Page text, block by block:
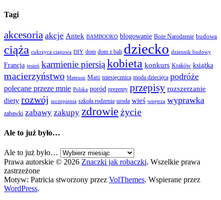
Tagi
akcesoria akcje Antek BAMBOOKO blogowanie Boże Narodzenie budowa
ciąża cukrzyca ciążowa DIY dom dom z bali dziecko dziennik budowy
Francja jesień karmienie piersiąkobieta konkurs Kraków książka
macierzyństwo Mateusz Mati miesięcznica moda dziecięca podróże
polecane przeze mnie Polska poród prezenty przepisy rozszerzanie
diety rozwój szczepienia szkoła rodzenia uroda wieś wnętrza wyprawka
zabawki zabawy zakupy zdrowieżycie
Ale to już było…
Ale to już było…
Prawa autorskie © 2026 Znaczki jak robaczki. Wszelkie prawa
zastrzeżone
Motyw: Patricia stworzony przez VolThemes. Wspierane przez
WordPress.